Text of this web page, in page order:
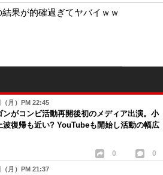
果が的確過ぎてヤバイｗｗ
月）PM 22:45
ンがコンビ活動再開後初のメディア出演。小
波復帰も近い? YouTubeも開始し活動の幅広
0 0
月）PM 21:37